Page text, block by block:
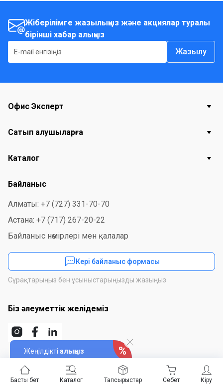
Басты бет Каталог Кіру
Тапсырыстар Себет
Жіберілімге жазылыңыз және акциялар туралы
бірінші хабар алыңыз
Жазылу
Жеңілдікті алыңыз
Офис Эксперт
Сатып алушыларға
Каталог
Байланыс
Алматы: +7 (727) 331-70-70
Астана: +7 (717) 267-20-22
Байланыс нөмірлері мен қалалар
Кері байланыс формасы
Сұрақтарыңыз бен ұсыныстарыңызды жазыңыз
Біз әлеуметтік желідеміз